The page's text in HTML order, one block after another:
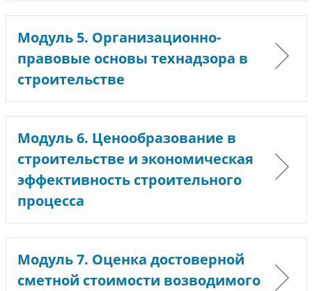
Модуль 5. Организационно-
правовые основы технадзора в
строительстве
Модуль 6. Ценообразование в
строительстве и экономическая
эффективность строительного
процесса
Модуль 7. Оценка достоверной
сметной стоимости возводимого